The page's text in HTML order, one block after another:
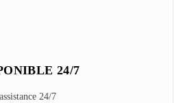
24/7
24/7